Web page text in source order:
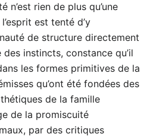
rien de plus qu’une
est tenté d’y
de structure directement
instincts, constance qu’il
les formes primitives de la
qu’ont été fondées des
de la famille
de la promiscuité
par des critiques